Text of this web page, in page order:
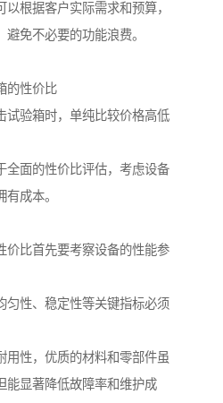
根据客户实际需求和预算，
免不必要的功能浪费。
的性价比
试验箱时，单纯比较价格高低
全面的性价比评估，考虑设备
成本。
价比首先要考察设备的性能参
匀性、稳定性等关键指标必须
用性，优质的材料和零部件虽
能显著降低故障率和维护成